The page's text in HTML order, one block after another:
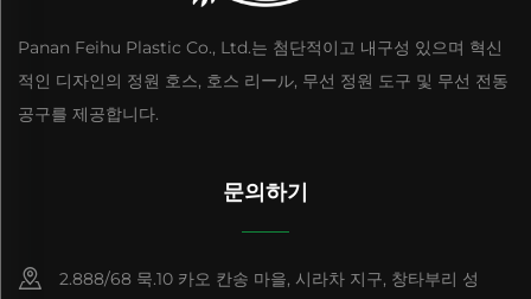
Panan Feihu Plastic Co., Ltd.는 첨단적이고 내구성 있으며 혁신
적인 디자인의 정원 호스, 호스 리ール, 무선 정원 도구 및 무선 전동
공구를 제공합니다.
문의하기
2.888/68 묵.10 카오 칸송 마을, 시라차 지구, 창타부리 성